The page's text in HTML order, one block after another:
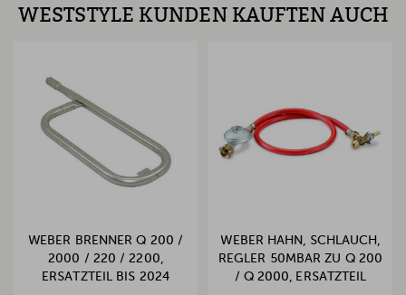
WESTSTYLE KUNDEN KAUFTEN AUCH
WEBER BRENNER Q 200 /
2000 / 220 / 2200,
ERSATZTEIL BIS 2024
WEBER HAHN, SCHLAUCH,
REGLER 50MBAR ZU Q 200
/ Q 2000, ERSATZTEIL